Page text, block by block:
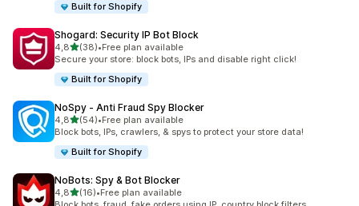
Built for Shopify
Shogard: Security IP Bot Block
4,8na 5 gwiazdek
(38)
Łączna liczba recenzji: 38
•Free plan available
Secure your store: block bots, IPs and disable right click!
Built for Shopify
NoSpy ‑ Anti Fraud Spy Blocker
4,8na 5 gwiazdek
(54)
Łączna liczba recenzji: 54
•Free plan available
Block bots, IPs, crawlers, & spys to protect your store data!
Built for Shopify
NoBots: Spy & Bot Blocker
4,8na 5 gwiazdek
(16)
Łączna liczba recenzji: 16
•Free plan available